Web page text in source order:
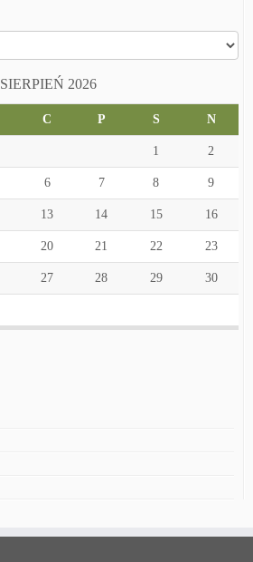
SIERPIEŃ 2026
C P S N
1 2
6 7 8 9
13 14 15 16
20 21 22 23
27 28 29 30